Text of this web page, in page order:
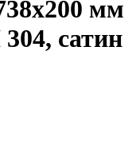
мм
сатин